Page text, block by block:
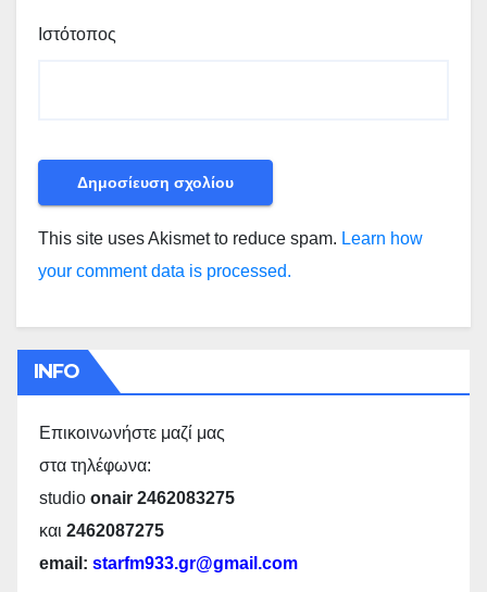
Ιστότοπος
This site uses Akismet to reduce spam. Learn how
your comment data is processed.
INFO
Επικοινωνήστε μαζί μας
στα τηλέφωνα:
studio onair 2462083275
και 2462087275
email: starfm933.gr@gmail.com